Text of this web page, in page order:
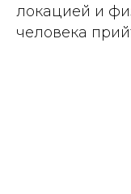
локацией и
человека